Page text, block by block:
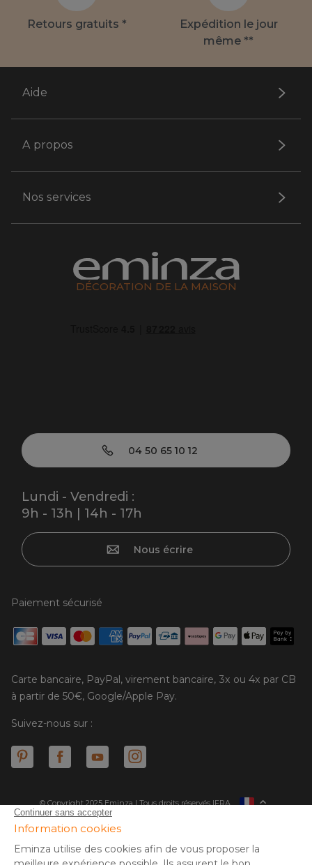
Retours gratuits *
Expédition le jour
même **
Aide
A propos
Nos services
DÉCORATION DE LA MAISON
04 50 65 10 12
Lundi - Vendredi :
9h - 13h | 14h - 17h
Nous écrire
Paiement sécurisé
Carte bancaire, PayPal, virement bancaire, 3x ou 4x par CB
à partir de 50€, Google/Apple Pay.
Suivez-nous sur :
© Copyright 2025 Eminza | Tous droits réservés |
ESPAÑA
DEUTSCHLAND
FRA
* Vous disposez de 30 jours (à compter de la réception ou du